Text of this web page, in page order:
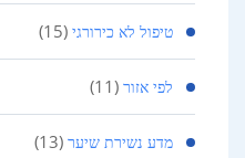
טיפול לא כירורגי (15)
לפי אזור (11)
מדע נשירת שיער (13)